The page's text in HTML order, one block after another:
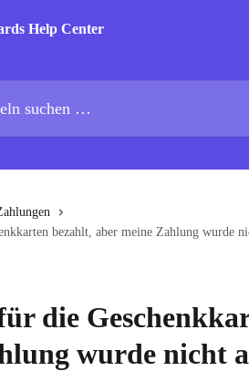
…
bezahlt, aber meine Zahlung wurde
die
wurde nicht